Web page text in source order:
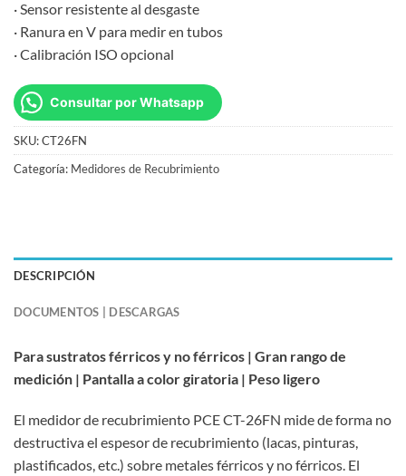
· Sensor resistente al desgaste
· Ranura en V para medir en tubos
· Calibración ISO opcional
Consultar por Whatsapp
SKU:CT26FN
Categoría: Medidores de Recubrimiento
DESCRIPCIÓN
DOCUMENTOS | DESCARGAS
Para sustratos férricos y no férricos | Gran rango de
medición | Pantalla a color giratoria | Peso ligero
El medidor de recubrimiento PCE CT-26FN mide de forma no
destructiva el espesor de recubrimiento (lacas, pinturas,
plastificados, etc.) sobre metales férricos y no férricos. El